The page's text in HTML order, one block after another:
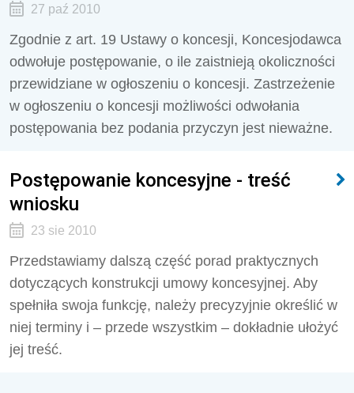
27 paź 2010
Zgodnie z art. 19 Ustawy o koncesji, Koncesjodawca
odwołuje postępowanie, o ile zaistnieją okoliczności
przewidziane w ogłoszeniu o koncesji. Zastrzeżenie
w ogłoszeniu o koncesji możliwości odwołania
postępowania bez podania przyczyn jest nieważne.
Postępowanie koncesyjne - treść
wniosku
23 sie 2010
Przedstawiamy dalszą część porad praktycznych
dotyczących konstrukcji umowy koncesyjnej. Aby
spełniła swoja funkcję, należy precyzyjnie określić w
niej terminy i – przede wszystkim – dokładnie ułożyć
jej treść.